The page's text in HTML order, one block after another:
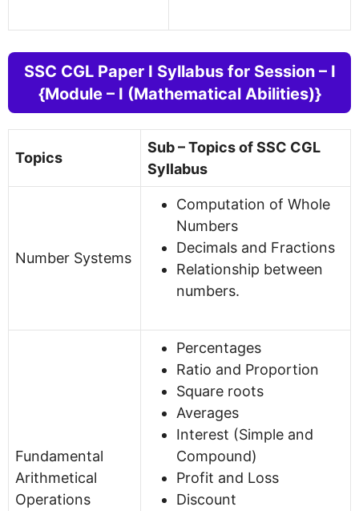
SSC CGL Paper I Syllabus for Session – I
{Module – I (Mathematical Abilities)}
Topics
Sub – Topics of SSC CGL
Syllabus
Number Systems
Computation of Whole
Numbers
Decimals and Fractions
Relationship between
numbers.
Fundamental
Arithmetical
Operations
Percentages
Ratio and Proportion
Square roots
Averages
Interest (Simple and
Compound)
Profit and Loss
Discount